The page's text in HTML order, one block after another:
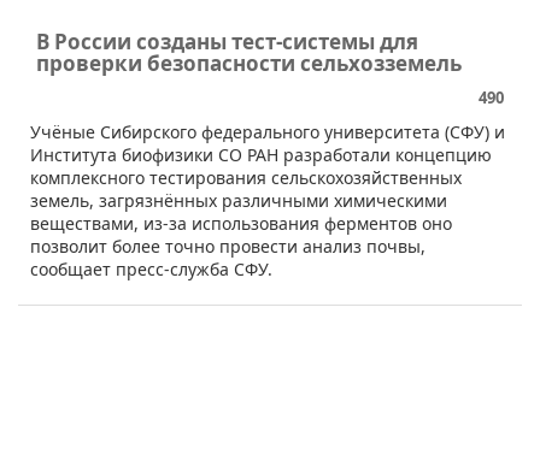
В России созданы тест-системы для
проверки безопасности сельхозземель
490
​Учёные Сибирского федерального университета (СФУ) и
Института биофизики СО РАН разработали концепцию
комплексного тестирования сельскохозяйственных
земель, загрязнённых различными химическими
веществами, из-за использования ферментов оно
позволит более точно провести анализ почвы,
сообщает пресс-служба СФУ.